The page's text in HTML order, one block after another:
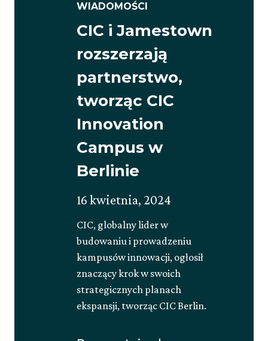
WIADOMOŚCI
CIC i Jamestown
rozszerzają
partnerstwo,
tworząc CIC
Innovation
Campus w
Berlinie
Opublikowano
16 kwietnia, 2024
maja,
2025
CIC, globalny lider w
budowaniu i prowadzeniu
kampusów innowacji, ogłosił
znaczący krok w swoich
strategicznych planach
ekspansji, tworząc CIC Berlin.